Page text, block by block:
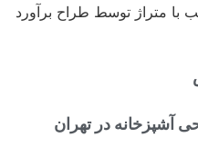
با متراژ توسط طراح برآورد
آشپزخانه در تهران